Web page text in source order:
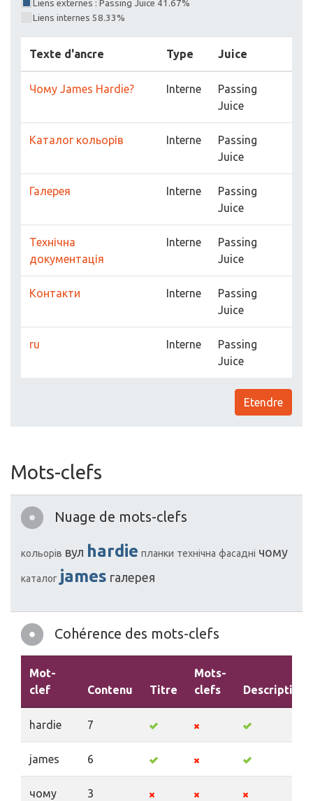
Liens externes : Passing Juice 41.67%
Liens internes 58.33%
Texte d'ancre Type Juice
Чому James Hardie? Interne
Passing
Juice
Каталог кольорів Interne
Passing
Juice
Галерея Interne
Passing
Juice
Технічна
документація
Interne
Passing
Juice
Контакти Interne
Passing
Juice
ru Interne
Passing
Juice
Etendre
Mots-clefs
Nuage de mots-clefs
кольорів вул hardie планки технічна фасадні чому
каталог james галерея
Cohérence des mots-clefs
Mot-
clef
Contenu Titre
Mots-
clefs
Description
hardie 7
james 6
чому 3